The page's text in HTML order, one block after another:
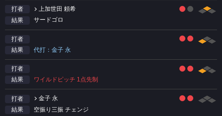
打者
上加世田 頼希
結果
サードゴロ
打者
結果
代打：金子 永
打者
結果
ワイルドピッチ 1点先制
打者
金子 永
結果
空振り三振 チェンジ